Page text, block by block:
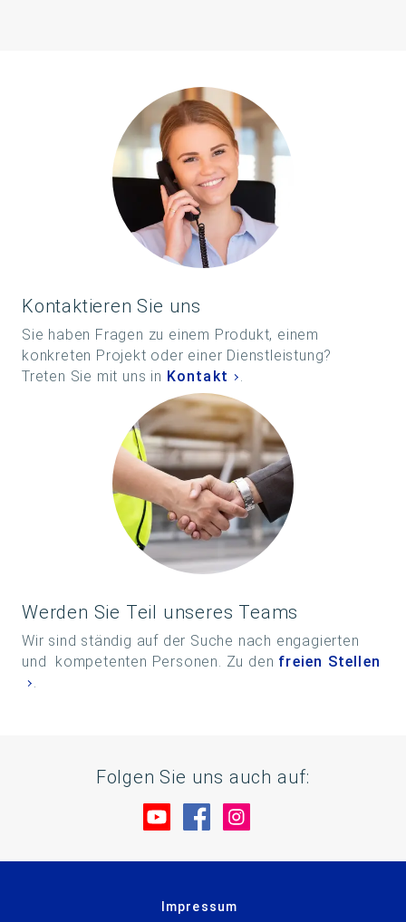
Kontaktieren Sie uns
Sie haben Fragen zu einem Produkt, einem
konkreten Projekt oder einer Dienstleistung?
Treten Sie mit uns in Kontakt .
Werden Sie Teil unseres Teams
Wir sind ständig auf der Suche nach engagierten
und kompetenten Personen. Zu den freien Stellen
.
Folgen Sie uns auch auf:
Besuche uns auf YouTube
Besuche uns auf
Impressum